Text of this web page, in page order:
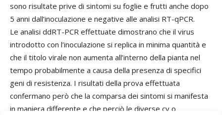
sono risultate prive di sintomi su foglie e frutti anche dopo
5 anni dall’inoculazione e negative alle analisi RT-qPCR.
Le analisi ddRT-PCR effettuate dimostrano che il virus
introdotto con l’inoculazione si replica in minima quantità e
che il titolo virale non aumenta all’interno della pianta nel
tempo probabilmente a causa della presenza di specifici
geni di resistenza. I risultati della prova effettuata
confermano però che la comparsa dei sintomi si manifesta
in maniera differente e che perciò le diverse cv o